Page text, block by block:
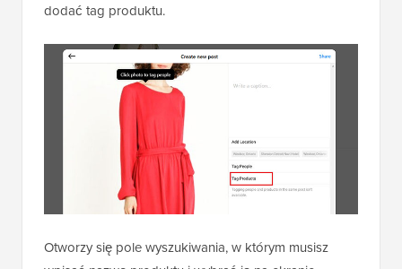
dodać tag produktu.
Otworzy się pole wyszukiwania, w którym musisz